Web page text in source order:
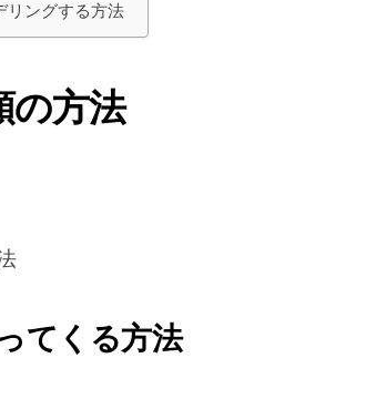
リングする方法
の方法
てくる方法